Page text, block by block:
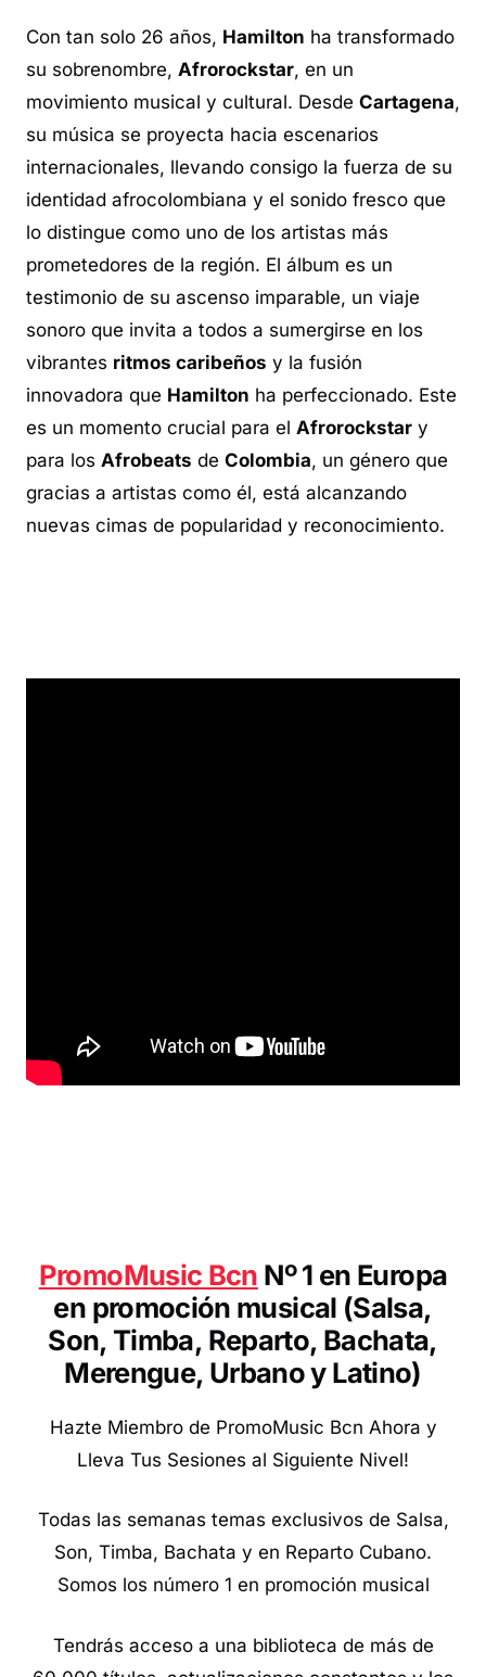
Con tan solo 26 años, Hamilton ha transformado
su sobrenombre, Afrorockstar, en un
movimiento musical y cultural. Desde Cartagena,
su música se proyecta hacia escenarios
internacionales, llevando consigo la fuerza de su
identidad afrocolombiana y el sonido fresco que
lo distingue como uno de los artistas más
prometedores de la región. El álbum es un
testimonio de su ascenso imparable, un viaje
sonoro que invita a todos a sumergirse en los
vibrantes ritmos caribeños y la fusión
innovadora que Hamilton ha perfeccionado. Este
es un momento crucial para el Afrorockstar y
para los Afrobeats de Colombia, un género que
gracias a artistas como él, está alcanzando
nuevas cimas de popularidad y reconocimiento.
PromoMusic Bcn Nº 1 en Europa
en promoción musical (Salsa,
Son, Timba, Reparto, Bachata,
Merengue, Urbano y Latino)
Hazte Miembro de PromoMusic Bcn Ahora y
Lleva Tus Sesiones al Siguiente Nivel!
Todas las semanas temas exclusivos de Salsa,
Son, Timba, Bachata y en Reparto Cubano.
Somos los número 1 en promoción musical
Tendrás acceso a una biblioteca de más de